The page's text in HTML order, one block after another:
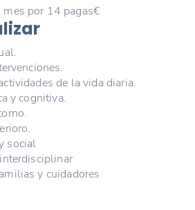
por 14 pagas€
de la vida diaria.
y cognitiva.
social
y cuidadores